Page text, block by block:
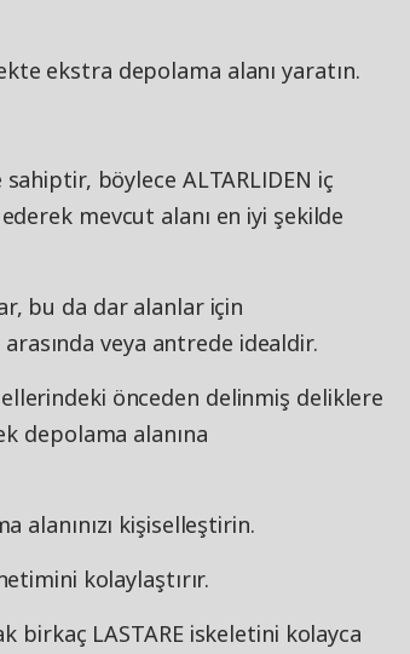
ekstra depolama alanı yaratın.
böylece ALTARLIDEN iç
mevcut alanı en iyi şekilde
bu da dar alanlar için
veya antrede idealdir.
önceden delinmiş deliklere
depolama alanına
alanınızı kişiselleştirin.
kolaylaştırır.
birkaç LASTARE iskeletini kolayca